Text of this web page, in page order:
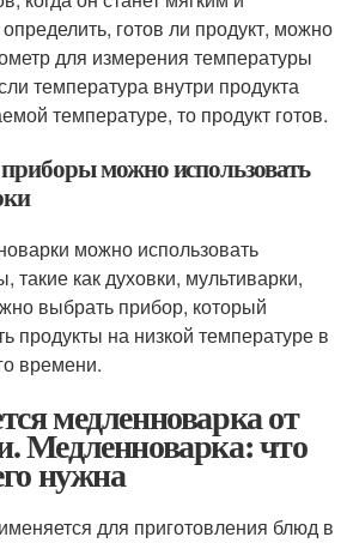
готов ли продукт, можно
для измерения температуры
температура внутри продукта
температуре, то продукт готов.
можно использовать
можно использовать
такие как духовки, мультиварки,
выбрать прибор, который
продукты на низкой температуре в
времени.
медленноварка от
Медленноварка: что
нужна
для приготовления блюд в